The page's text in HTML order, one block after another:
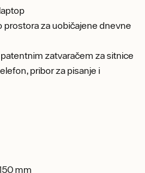
prostora za uobičajene dnevne
zatvaračem za sitnice
pribor za pisanje i
mm